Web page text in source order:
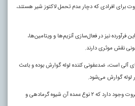
برای افرادی که دچار عدم تحمل لاکتوز شیر هستند،
فرآورده نیز در فعال‌سازی آنزیم‌ها و ویتامین‌ها،
نقش موثری دارند.
آلی است، ضدعفونی‌ کننده لوله گوارش بوده و باعث
لوله گوارش می‌شود.
روش‌های آبگیری مختلفی برای قره‌قروت وجود دارد که ۲ نوع عمده آن شیوه گرمادهی و